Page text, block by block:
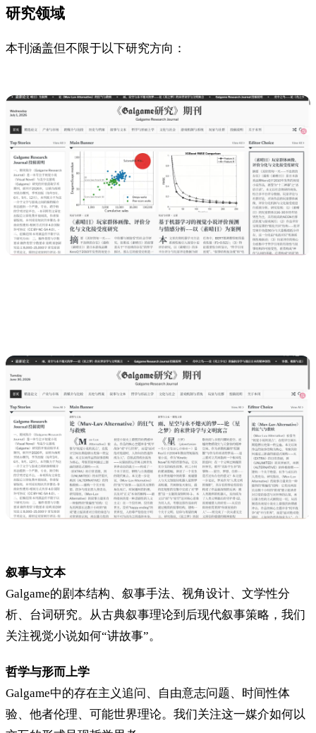
研究领域
本刊涵盖但不限于以下研究方向：
叙事与文本
Galgame的剧本结构、叙事手法、视角设计、文学性分
析、台词研究。从古典叙事理论到后现代叙事策略，我们
关注视觉小说如何“讲故事”。
哲学与形而上学
Galgame中的存在主义追问、自由意志问题、时间性体
验、他者伦理、可能世界理论。我们关注这一媒介如何以